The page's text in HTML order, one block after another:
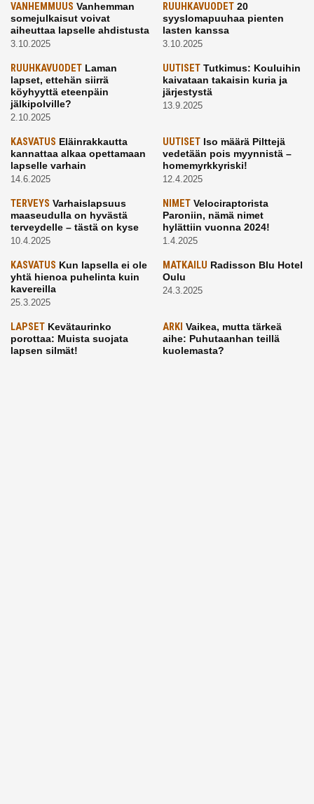
VANHEMMUUS Vanhemman
somejulkaisut voivat
aiheuttaa lapselle ahdistusta
3.10.2025
RUUHKAVUODET20
syyslomapuuhaa pienten
lasten kanssa
3.10.2025
RUUHKAVUODET Laman
lapset, ettehän siirrä
köyhyyttä eteenpäin
jälkipolville?
2.10.2025
UUTISETTutkimus: Kouluihin
kaivataan takaisin kuria ja
järjestystä
13.9.2025
KASVATUS Eläinrakkautta
kannattaa alkaa opettamaan
lapselle varhain
14.6.2025
UUTISETIso määrä Pilttejä
vedetään pois myynnistä –
homemyrkkyriski!
12.4.2025
TERVEYS Varhaislapsuus
maaseudulla on hyvästä
terveydelle – tästä on kyse
10.4.2025
NIMETVelociraptorista
Paroniin, nämä nimet
hylättiin vuonna 2024!
1.4.2025
KASVATUS Kun lapsella ei ole
yhtä hienoa puhelinta kuin
kavereilla
25.3.2025
MATKAILU Radisson Blu Hotel
Oulu
24.3.2025
LAPSET Kevätaurinko
porottaa: Muista suojata
lapsen silmät!
ARKI Vaikea, mutta tärkeä
aihe: Puhutaanhan teillä
kuolemasta?